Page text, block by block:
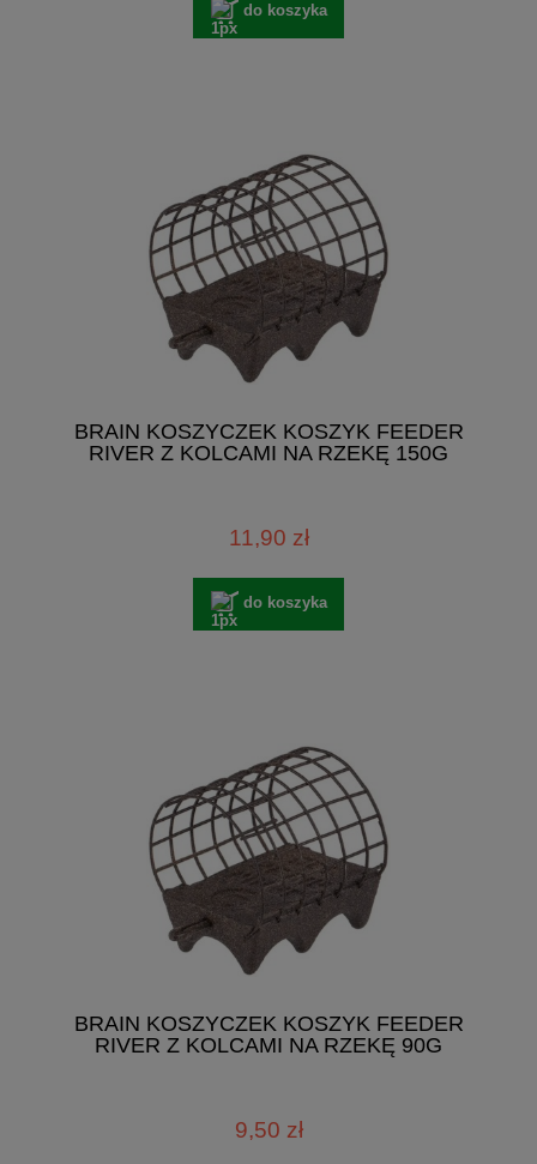
do koszyka
BRAIN KOSZYCZEK KOSZYK FEEDER
RIVER Z KOLCAMI NA RZEKĘ 150G
11,90 zł
do koszyka
BRAIN KOSZYCZEK KOSZYK FEEDER
RIVER Z KOLCAMI NA RZEKĘ 90G
9,50 zł